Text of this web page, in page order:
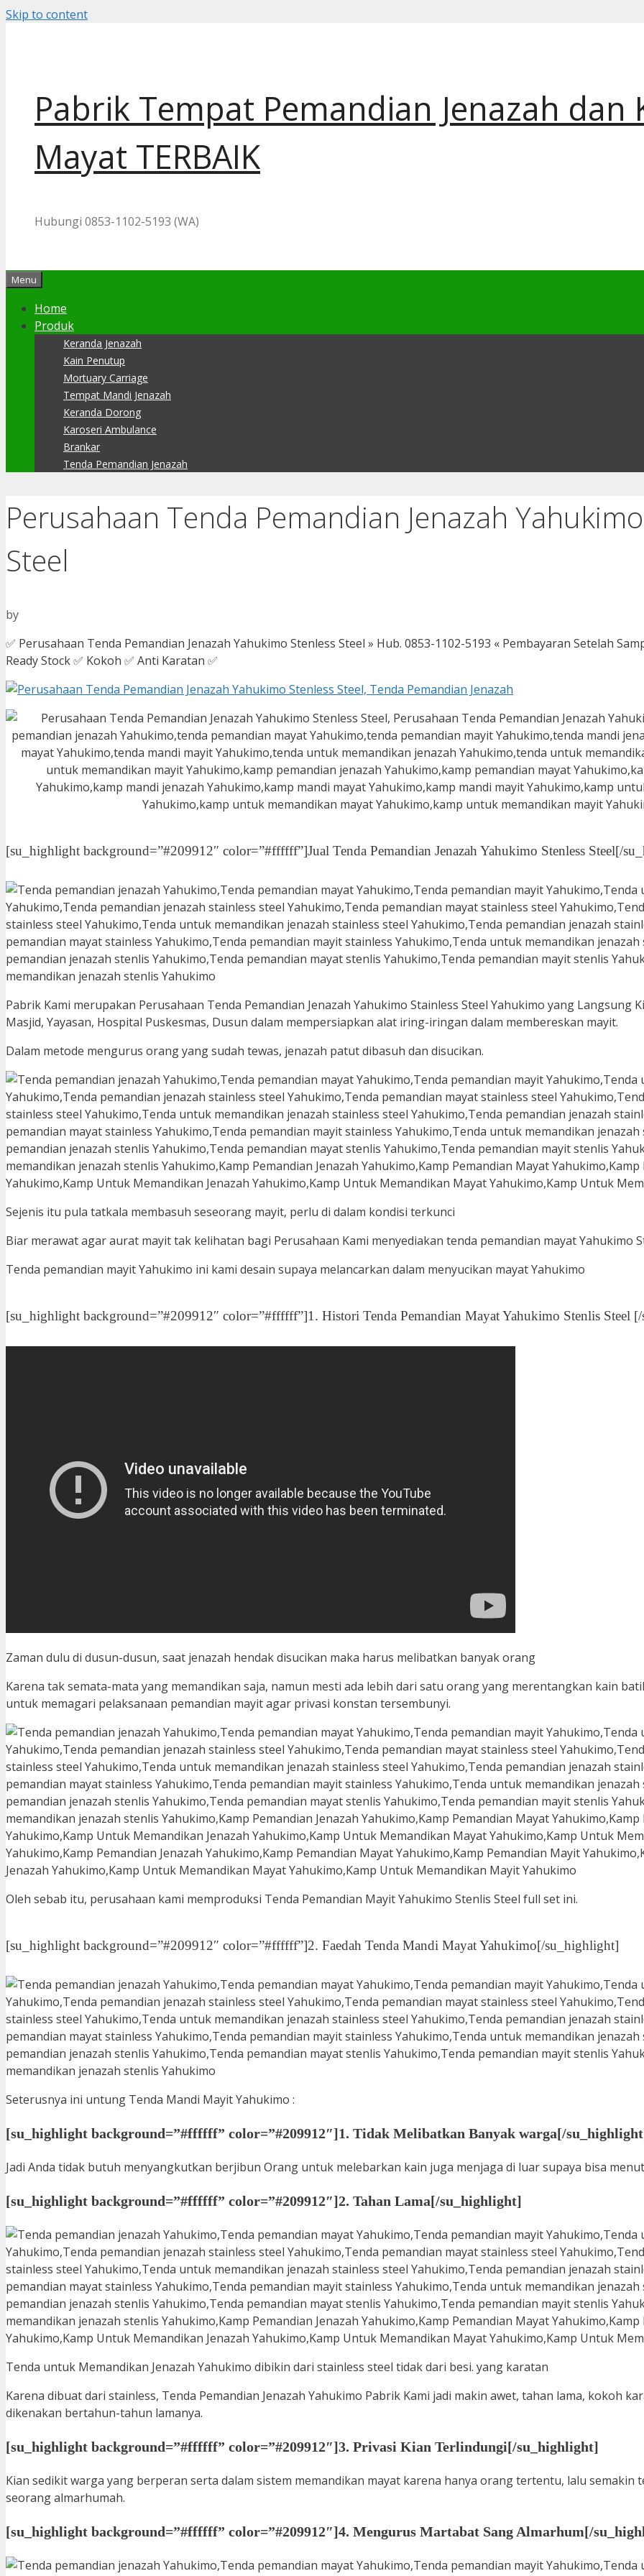
Skip to content
Pabrik Tempat Pemandian Jenazah dan
Mayat TERBAIK
Hubungi 0853-1102-5193 (WA)
Menu
Home
Produk
Keranda Jenazah
Kain Penutup
Mortuary Carriage
Tempat Mandi Jenazah
Keranda Dorong
Karoseri Ambulance
Brankar
Tenda Pemandian Jenazah
Perusahaan Tenda Pemandian Jenazah
Steel
by
✅ Perusahaan Tenda Pemandian Jenazah Yahukimo Stenless Steel » Hub. 0853-1102-5193 « Pembayaran Setelah
Ready Stock ✅ Kokoh ✅ Anti Karatan ✅
[su_highlight background=”#209912″ color=”#ffffff”]Jual Tenda Pemandian Jenazah Yahukimo Stenless Steel[/
Pabrik Kami merupakan Perusahaan Tenda Pemandian Jenazah Yahukimo Stainless Steel Yahukimo yang Langsung
Masjid, Yayasan, Hospital Puskesmas, Dusun dalam mempersiapkan alat iring-iringan dalam membereskan mayit.
Dalam metode mengurus orang yang sudah tewas, jenazah patut dibasuh dan disucikan.
Sejenis itu pula tatkala membasuh seseorang mayit, perlu di dalam kondisi terkunci
Biar merawat agar aurat mayit tak kelihatan bagi Perusahaan Kami menyediakan tenda pemandian mayat Yahukimo
Tenda pemandian mayit Yahukimo ini kami desain supaya melancarkan dalam menyucikan mayat Yahukimo
[su_highlight background=”#209912″ color=”#ffffff”]1. Histori Tenda Pemandian Mayat Yahukimo Stenlis Steel
Zaman dulu di dusun-dusun, saat jenazah hendak disucikan maka harus melibatkan banyak orang
Karena tak semata-mata yang memandikan saja, namun mesti ada lebih dari satu orang yang merentangkan kain
untuk memagari pelaksanaan pemandian mayit agar privasi konstan tersembunyi.
Oleh sebab itu, perusahaan kami memproduksi Tenda Pemandian Mayit Yahukimo Stenlis Steel full set ini.
[su_highlight background=”#209912″ color=”#ffffff”]2. Faedah Tenda Mandi Mayat Yahukimo[/su_highlight]
Seterusnya ini untung Tenda Mandi Mayit Yahukimo :
[su_highlight background=”#ffffff” color=”#209912″]1. Tidak Melibatkan Banyak warga[/
Jadi Anda tidak butuh menyangkutkan berjibun Orang untuk melebarkan kain juga menjaga di luar supaya bisa
[su_highlight background=”#ffffff” color=”#209912″]2. Tahan Lama[/su_highlight]
Tenda untuk Memandikan Jenazah Yahukimo dibikin dari stainless steel tidak dari besi. yang karatan
Karena dibuat dari stainless, Tenda Pemandian Jenazah Yahukimo Pabrik Kami jadi makin awet, tahan lama, kokoh
dikenakan bertahun-tahun lamanya.
[su_highlight background=”#ffffff” color=”#209912″]3. Privasi Kian Terlindungi[/su_highlight]
Kian sedikit warga yang berperan serta dalam sistem memandikan mayat karena hanya orang tertentu, lalu semakin
seorang almarhumah.
[su_highlight background=”#ffffff” color=”#209912″]4. Mengurus Martabat Sang Almarhum[/